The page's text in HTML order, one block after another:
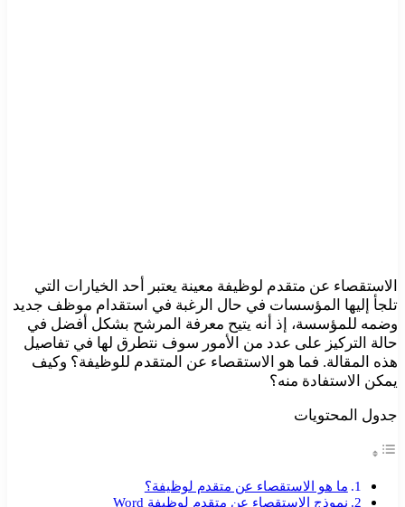
الاستقصاء عن متقدم لوظيفة معينة يعتبر أحد الخيارات التي
تلجأ إليها المؤسسات في حال الرغبة في استقدام موظف جديد
وضمه للمؤسسة، إذ أنه يتيح معرفة المرشح بشكل أفضل في
حالة التركيز على عدد من الأمور سوف نتطرق لها في تفاصيل
هذه المقالة. فما هو الاستقصاء عن المتقدم للوظيفة؟ وكيف
يمكن الاستفادة منه؟
جدول المحتويات
ما هو الاستقصاء عن متقدم لوظيفة؟
نموذج الاستقصاء عن متقدم لوظيفة Word